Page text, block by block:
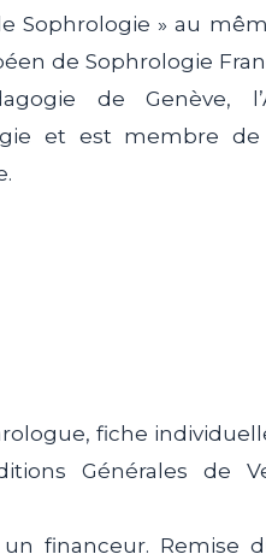
Sophrologie » au
de Sophrologie
de Genève,
et est membre de
fiche
Générales de
financeur. Remise